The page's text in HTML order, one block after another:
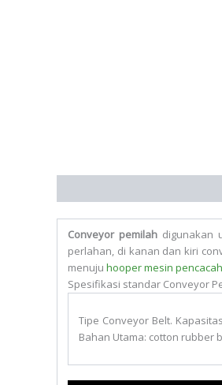
Conveyor pemilahdigunakan
perlahan, di kanan dan kiri
menuju hooper mesin
Spesifikasi standar Conveyor
Tipe Conveyor Belt.
Bahan Utama: cotton rubber